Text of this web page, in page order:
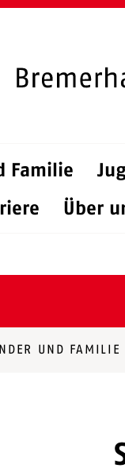
Familie
Über
UND FAMILIE